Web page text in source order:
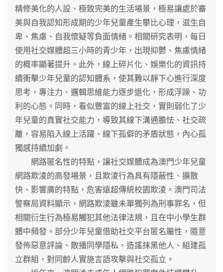
精修美化的人設、極致完美的生活場景，極易讓處於審
美與自我認知形成期的少年兒童產生攀比心理，滋生自
卑、焦慮、自我懷疑等負面情緒。相關研究表明，每日
使用社交媒體超三小時的青少年，出現抑鬱、焦慮情緒
的概率顯著提升。此外，線上碎片化、娛樂化的資訊持
續衝擊少年兒童的認知體系，使其難以靜下心進行深度
思考，專注力、邏輯思維能力逐步退化，形成浮躁、功
利的心態。同時，看似豐富的線上社交，實則弱化了少
年兒童的真實社交能力，導致其線下溝通膽怯、社交疏
離，容易陷入線上活躍、線下孤僻的矛盾狀態，內心孤
獨感持續加劇。
網路匿名性的特點，讓社交媒體成為澳門少年兒童
網路欺淩的高發場景，且欺淩行為具有隱蔽性、擴散
快、影響廣的特點，危害遠超傳統校園欺淩。澳門司法
警察局資料顯示，網路欺淩雖未單獨列為刑事罪名，但
相關衍生行為極易觸犯其他法律法規，且在中小學生群
體中頻發。部分少年兒童借助社交平台匿名屬性，隨意
發佈惡意評論、散播同學隱私、造謠抹黑他人、組建孤
立群組，對同齡人實施言語攻擊與社交孤立。